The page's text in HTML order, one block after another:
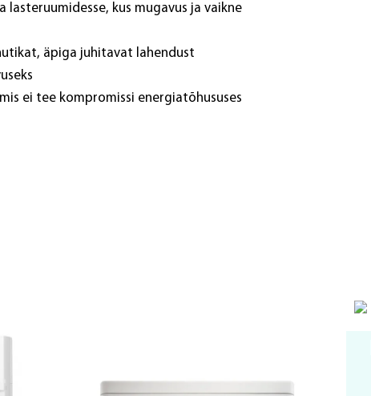
lasteruumidesse, kus mugavus ja vaikne
äpiga juhitavat lahendust
ei tee kompromissi energiatõhususes